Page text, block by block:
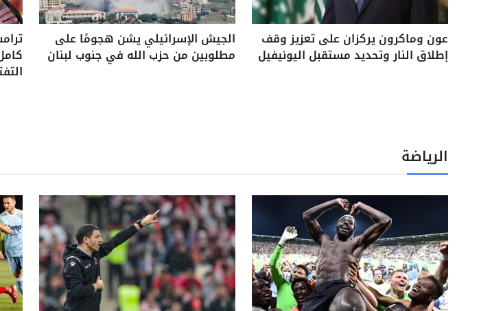
عون وماكرون يركزان على تعزيز وقف
إطلاق النار وتحديد مستقبل اليونيفيل
الجيش الإسرائيلي يشن هجومًا على
مطلوبين من حزب الله في جنوب لبنان
الرياضة